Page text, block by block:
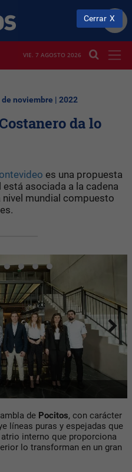
VIE. 7 AGOSTO 2026
noviembre | 2022
da lo
es una propuesta
asociada a la cadena
mundial compuesto
de Pocitos, con carácter
líneas puras y espejadas que
interno que proporciona
lo transforman en un gran
Cerrar